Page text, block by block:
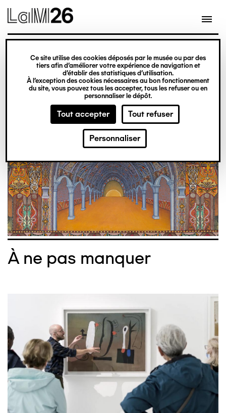
Gestion des cookies
Ce site utilise des cookies déposés par le musée ou par des
tiers afin d’améliorer votre expérience de navigation et
d’établir des statistiques d’utilisation.
À l’exception des cookies nécessaires au bon fonctionnement
du site, vous pouvez tous les accepter, tous les refuser ou en
personnaliser le dépôt.
Tout accepter Tout refuser
Personnaliser
Aller
au
contenu
principal
exposition
Du 20 février 2026
au 31 décembre 2027
Obsession
Billetterie
À ne pas manquer